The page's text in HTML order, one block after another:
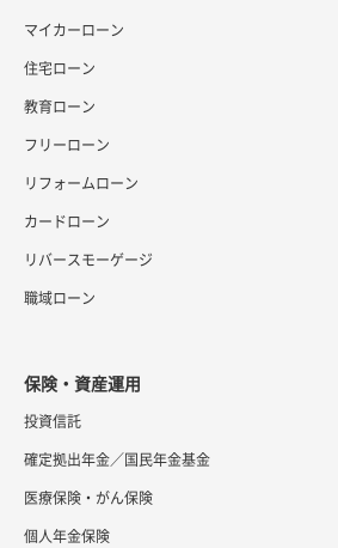
マイカーローン
住宅ローン
教育ローン
フリーローン
リフォームローン
カードローン
リバースモーゲージ
職域ローン
保険・資産運用
投資信託
確定拠出年金／国民年金基金
医療保険・がん保険
個人年金保険